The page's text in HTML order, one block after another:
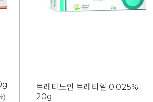
트레티노인 트레티힐 0.025%
20g